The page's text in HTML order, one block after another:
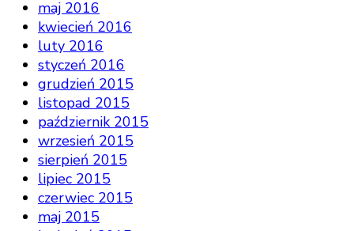
maj 2016
kwiecień 2016
luty 2016
styczeń 2016
grudzień 2015
listopad 2015
październik 2015
wrzesień 2015
sierpień 2015
lipiec 2015
czerwiec 2015
maj 2015